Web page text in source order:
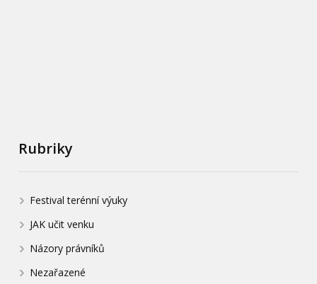
Rubriky
Festival terénní výuky
JAK učit venku
Názory právníků
Nezařazené